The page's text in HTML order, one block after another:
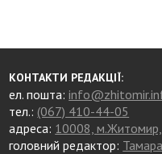
КОНТАКТИ РЕДАКЦІЇ:
ел. пошта:
тел.: (067) 410-44-05
адреса: 10008, м.Житомир,
головний редактор: